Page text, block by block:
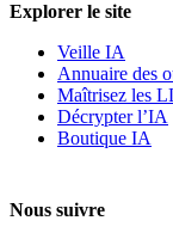
Explorer le site
Veille IA
Annuaire des
Maîtrisez les
Décrypter l’IA
Boutique IA
Nous suivre